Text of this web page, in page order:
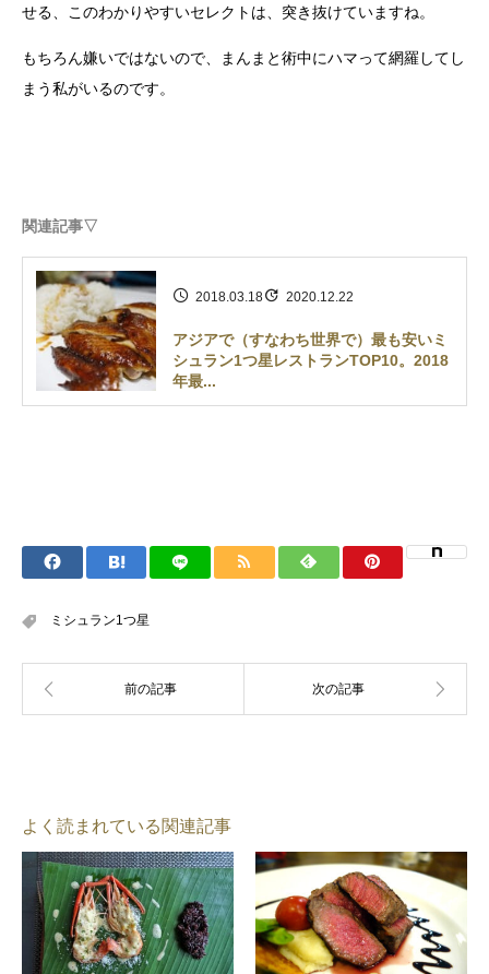
せる、このわかりやすいセレクトは、突き抜けていますね。
もちろん嫌いではないので、まんまと術中にハマって網羅してし
まう私がいるのです。
関連記事▽
2018.03.18 2020.12.22
アジアで（すなわち世界で）最も安いミ
シュラン1つ星レストランTOP10。2018
年最...
ミシュラン1つ星
よく読まれている関連記事